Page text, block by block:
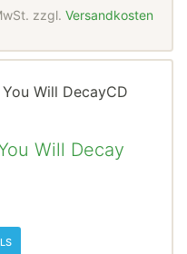
zzgl. Versandkosten
Will Decay